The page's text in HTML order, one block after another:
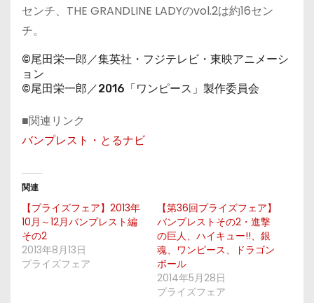
センチ、THE GRANDLINE LADYのvol.2は約16セン
チ。
©尾田栄一郎／集英社・フジテレビ・東映アニメーシ
ョン
©尾田栄一郎／2016「ワンピース」製作委員会
■関連リンク
バンプレスト・とるナビ
関連
【プライズフェア】2013年
10月～12月バンプレスト編
その2
2013年8月13日
プライズフェア
【第36回プライズフェア】
バンプレストその2・進撃
の巨人、ハイキュー!!、銀
魂、ワンピース、ドラゴン
ボール
2014年5月28日
プライズフェア